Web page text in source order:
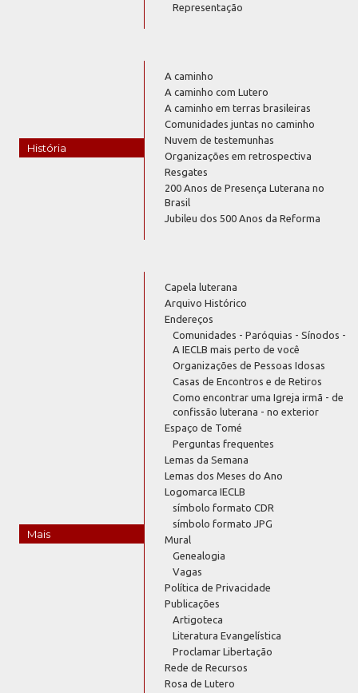
Representação
História
A caminho
A caminho com Lutero
A caminho em terras brasileiras
Comunidades juntas no caminho
Nuvem de testemunhas
Organizações em retrospectiva
Resgates
200 Anos de Presença Luterana no
Brasil
Jubileu dos 500 Anos da Reforma
Mais
Capela luterana
Arquivo Histórico
Endereços
Comunidades - Paróquias - Sínodos -
A IECLB mais perto de você
Organizações de Pessoas Idosas
Casas de Encontros e de Retiros
Como encontrar uma Igreja irmã - de
confissão luterana - no exterior
Espaço de Tomé
Perguntas frequentes
Lemas da Semana
Lemas dos Meses do Ano
Logomarca IECLB
símbolo formato CDR
símbolo formato JPG
Mural
Genealogia
Vagas
Política de Privacidade
Publicações
Artigoteca
Literatura Evangelística
Proclamar Libertação
Rede de Recursos
Rosa de Lutero